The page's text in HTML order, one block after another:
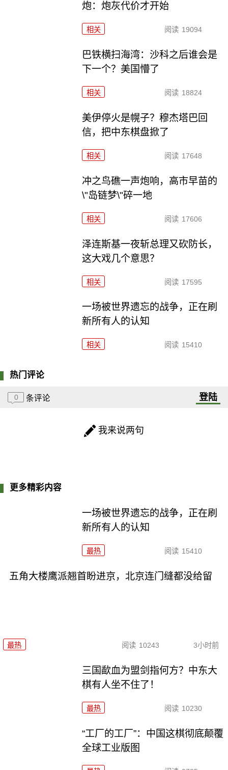
炮：炮灰代价才开始
相关 阅读 19094
巴铁横扫海湾：沙科之后谁会是
下一个？美国懵了
相关 阅读 18824
美伊停火是幌子？穆杰塔巴回
信，把中东棋盘掀了
相关 阅读 17648
冲之鸟礁一声炮响，高市早苗的
\"岛链梦\"碎一地
相关 阅读 17606
泽连斯基一夜斩总理又砍防长，
这大戏几个意思？
相关 阅读 17595
一场被世界遗忘的战争，正在刷
新所有人的认知
相关 阅读 15410
热门评论
0 条评论 登陆
我来说两句
更多精彩内容
一场被世界遗忘的战争，正在刷
新所有人的认知
最热 阅读 15410
五角大楼鹰派翘首盼进京，北京连门缝都没给留
最热 阅读 10243 3小时前
三国歃血为盟剑指何方？中东大
棋有人坐不住了！
最热 阅读 10230
“工厂的工厂”：中国这棋彻底颠覆
全球工业版图